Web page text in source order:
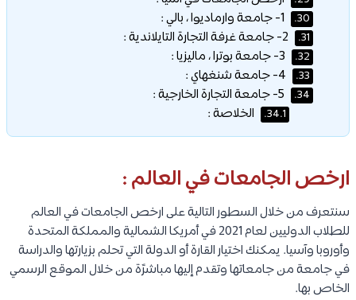
30.
31.
32.
33.
34.
34.1. الخلاصة :
ارخص الجامعات في العالم :
سنتعرف من خلال السطور التالية على ارخص الجامعات في العالم
للطلاب الدوليين لعام 2021 في أمريكا الشمالية والمملكة المتحدة
وأوروبا وآسيا. يمكنك اختيار القارة أو الدولة التي تحلم بزيارتها والدراسة
في جامعة من جامعاتها وتقدم إليها مباشرًة من خلال الموقع الرسمي
الخاص بها.